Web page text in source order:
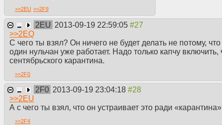
>>2EU >>2F9
2EU 2013-09-19 22:59:05
>>2EQ
С чего ты взял? Он ничего не будет делать не потому,
один нульчан уже работает. Надо только капчу включить,
сентябрьского карантина.
>>2F0
2F0 2013-09-19 23:04:18
>>2EU
А с чего ты взял, что он устраивает это ради
>>2F4